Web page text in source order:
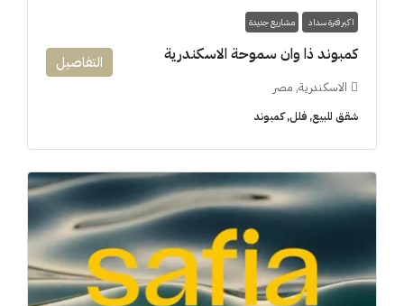
اكبر فترة سداد مشاريع جديدة
كمبوند ذا وان سموحة الاسكندرية
الاسكندرية, مصر
شقق للبيع, فلل, كمبوند
التفاصيل